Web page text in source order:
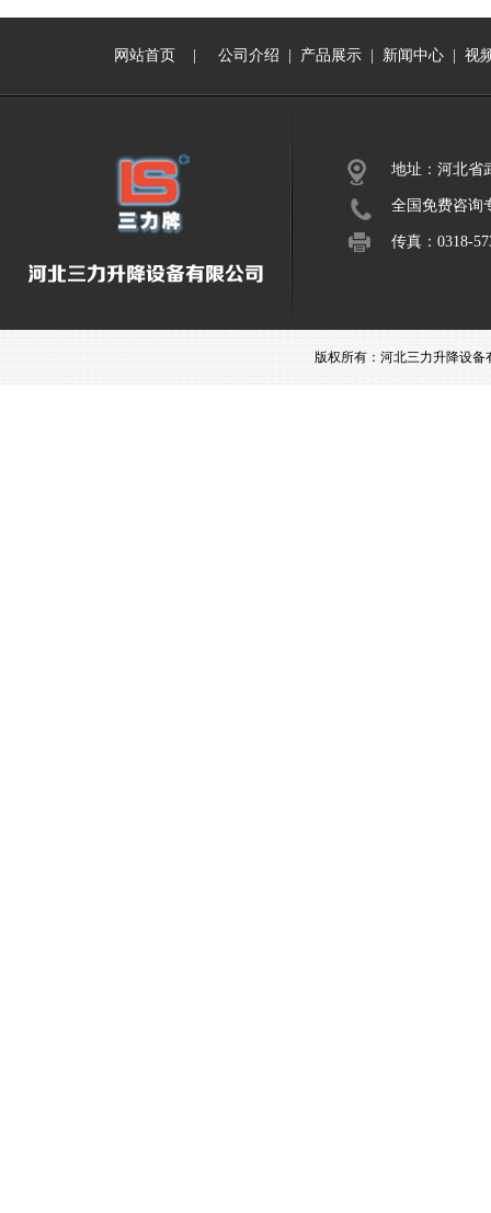
网站首页 公司介绍 产品展示 新闻中心 视
地址：河北省
全国免费咨询
传真：0318-
版权所有：河北三力升降设